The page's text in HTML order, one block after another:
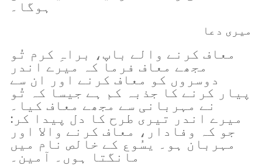
ہوگا۔
میری دعا
معاف کرنے والے باپ، براہِ کرم تُو
مجھے معاف فرما کہ میرے اندر
دوسروں کو معاف کرنے اور ان سے
پیار کرنے کا جذبہ کم ہے جیسا کہ تُو
نے مہربانی سے مجھے معاف کیا۔
میرے اندر تیری طرح کا دل پیدا کر:
جو کہ وفادار، معاف کرنے والا اور
مہربان ہو۔ یسُوع کے خالص نام میں
مانگتا ہوں۔ آمین۔